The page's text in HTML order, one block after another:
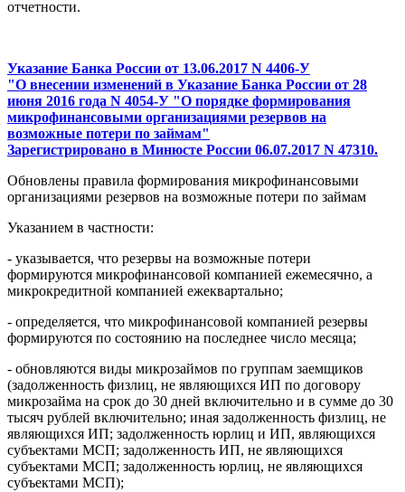
отчетности.
Указание Банка России от 13.06.2017 N 4406-У
"О внесении изменений в Указание Банка России от 28
июня 2016 года N 4054-У "О порядке формирования
микрофинансовыми организациями резервов на
возможные потери по займам"
Зарегистрировано в Минюсте России 06.07.2017 N 47310.
Обновлены правила формирования микрофинансовыми
организациями резервов на возможные потери по займам
Указанием в частности:
- указывается, что резервы на возможные потери
формируются микрофинансовой компанией ежемесячно, а
микрокредитной компанией ежеквартально;
- определяется, что микрофинансовой компанией резервы
формируются по состоянию на последнее число месяца;
- обновляются виды микрозаймов по группам заемщиков
(задолженность физлиц, не являющихся ИП по договору
микрозайма на срок до 30 дней включительно и в сумме до 30
тысяч рублей включительно; иная задолженность физлиц, не
являющихся ИП; задолженность юрлиц и ИП, являющихся
субъектами МСП; задолженность ИП, не являющихся
субъектами МСП; задолженность юрлиц, не являющихся
субъектами МСП);